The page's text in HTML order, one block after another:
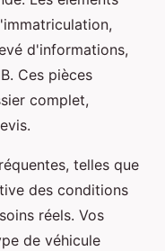
d'informations,
Ces pièces
complet,
telles que
des conditions
réels. Vos
de véhicule